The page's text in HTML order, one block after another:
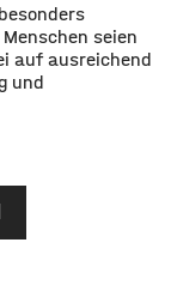
seien
auf ausreichend
und